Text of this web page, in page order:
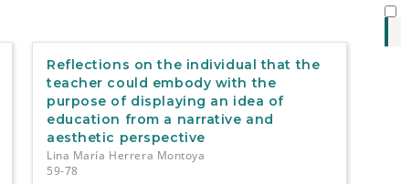
Reflections on the individual that the
teacher could embody with the
purpose of displaying an idea of
education from a narrative and
aesthetic perspective
Lina María Herrera Montoya
59-78